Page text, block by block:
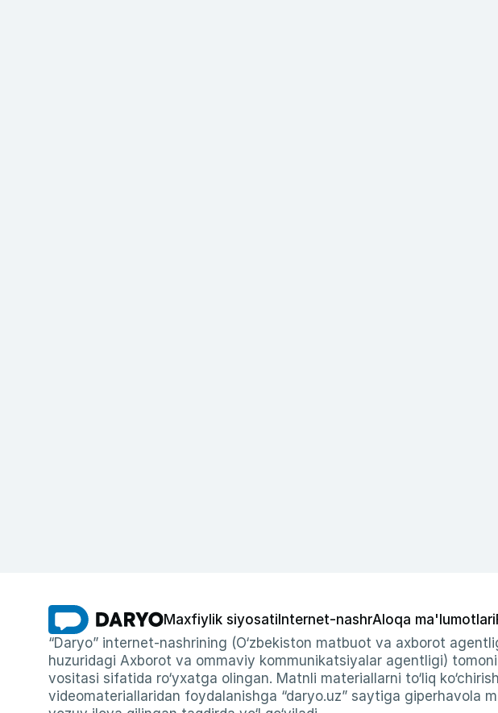
Maxfiylik siyosati Internet-nashrAloqa ma'lumotlari
“Daryo” internet-nashrining (O‘zbekiston matbuot va axborot
huzuridagi Axborot va ommaviy kommunikatsiyalar agentligi)
vositasi sifatida ro‘yxatga olingan. Matnli materiallarni to‘liq
videomateriallaridan foydalanishga “daryo.uz” saytiga giperhavola